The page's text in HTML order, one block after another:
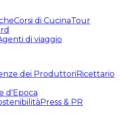
Corsi di CucinaTour
di viaggio
dei ProduttoriRicettario
d'Epoca
Press & PR